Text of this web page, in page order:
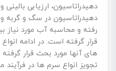
دهیدراتاسیون، ارزیابی بالینی
دهیدراتاسیون در سگ و گربه
رفته و محاسبه آب مورد نیاز
قرار گرفته است. در ادامه
های آنها مورد بحث قرار
تجویز انواع سرم ها در فرآیند